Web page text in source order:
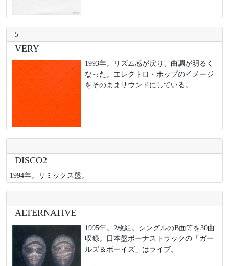
5
VERY
1993年。リズム感が戻り、曲調が明るく
なった。エレクトロ・ポップのイメージ
をそのままサウンドにしている。
DISCO2
1994年。リミックス盤。
ALTERNATIVE
1995年。2枚組。シングルのB面等を30曲
収録。日本盤ボーナストラックの「ガー
ルズ＆ボーイズ」はライブ。